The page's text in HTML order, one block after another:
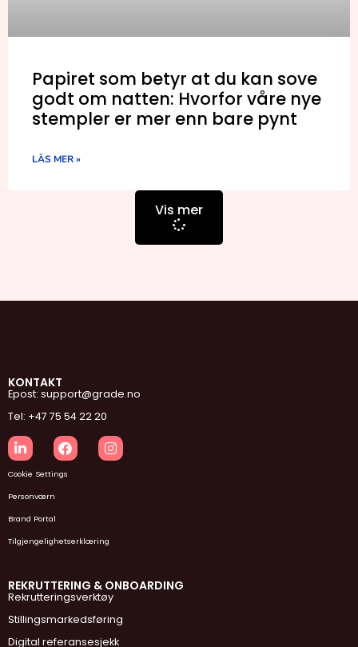
Papiret som betyr at du kan sove
godt om natten: Hvorfor våre nye
stempler er mer enn bare pynt
LÄS MER »
Vis mer
KONTAKT
Epost: support@grade.no
Tel: +47 75 54 22 20
Cookie Settings
Personværn
Brand Portal
Tilgjengelighetserklæring
REKRUTTERING & ONBOARDING
Rekrutteringsverktøy
Stillingsmarkedsføring
Digital referansesjekk